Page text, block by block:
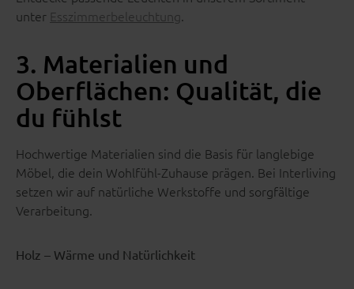
unter Esszimmerbeleuchtung.
3. Materialien und
Oberflächen: Qualität, die
du fühlst
Hochwertige Materialien sind die Basis für langlebige
Möbel, die dein Wohlfühl-Zuhause prägen. Bei Interliving
setzen wir auf natürliche Werkstoffe und sorgfältige
Verarbeitung.
Holz – Wärme und Natürlichkeit